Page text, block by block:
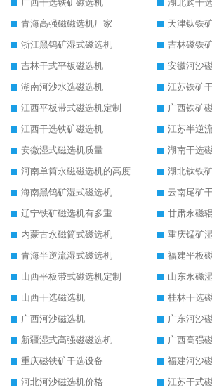
广西干选铁矿磁选机
湖北购干
青海高强磁磁选机厂家
天津钛铁
浙江黑钨矿湿式磁选机
吉林磁铁
吉林干式平板磁选机
安徽河沙
湖南河沙水选磁选机
江苏铁矿
江西平板带式磁选机定制
广西铁矿
江西干选铁矿磁选机
江苏半逆
安徽湿式磁选机质量
湖南干选
河南单筒永磁磁选机的高度
湖北钛铁
海南黑钨矿湿式磁选机
云南尾矿
辽宁铁矿磁选机有多重
甘肃永磁
内蒙古永磁筒式磁选机
重庆锰矿
青海半逆流湿式磁选机
福建平板
山西平板带式磁选机定制
山东永磁
山西干选磁选机
桂林干选
广西河沙磁选机
广东河沙
新疆湿式高强磁磁选机
广西高强
重庆磁铁矿干选设备
福建河沙
河北河沙磁选机价格
江苏干式